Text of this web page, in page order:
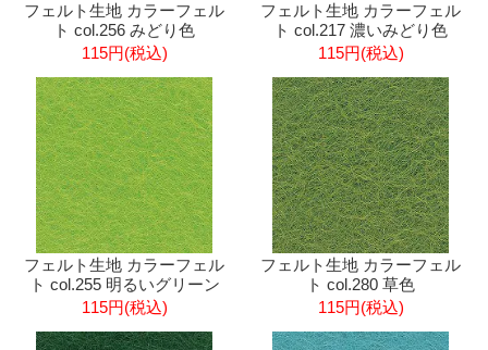
フェルト生地 カラーフェル
ト col.256 みどり色
115円(税込)
フェルト生地 カラーフェル
ト col.217 濃いみどり色
115円(税込)
フェルト生地 カラーフェル
ト col.255 明るいグリーン
115円(税込)
フェルト生地 カラーフェル
ト col.280 草色
115円(税込)